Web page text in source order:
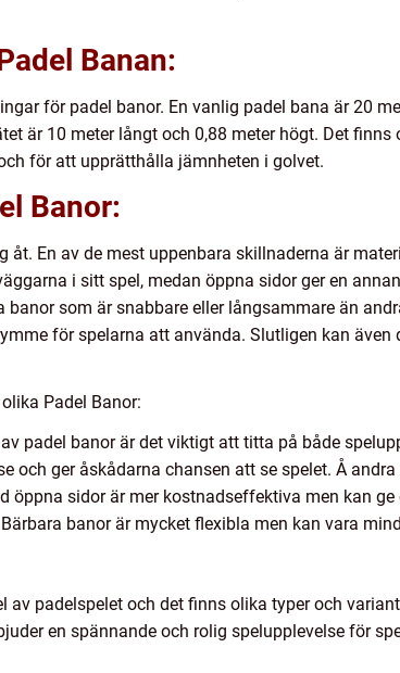
Banan:
för padel banor. En vanlig padel bana är 20
är 10 meter långt och 0,88 meter högt. Det
för att upprätthålla jämnheten i golvet.
Banor:
En av de mest uppenbara skillnaderna är
i sitt spel, medan öppna sidor ger en
som är snabbare eller långsammare än
för spelarna att använda. Slutligen kan även
Padel Banor:
padel banor är det viktigt att titta på både
och ger åskådarna chansen att se spelet. Å
öppna sidor är mer kostnadseffektiva men kan
banor är mycket flexibla men kan vara
padelspelet och det finns olika typer och
en spännande och rolig spelupplevelse för